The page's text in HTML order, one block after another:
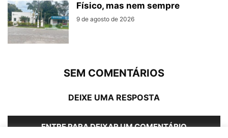
Físico, mas nem sempre
9 de agosto de 2026
SEM COMENTÁRIOS
DEIXE UMA RESPOSTA
ENTRE PARA DEIXAR UM COMENTÁRIO